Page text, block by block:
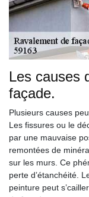
Les causes
façade.
Plusieurs causes
Les fissures ou le
par une mauvaise
remontées de
sur les murs. Ce
perte d’étanchéité.
peinture peut